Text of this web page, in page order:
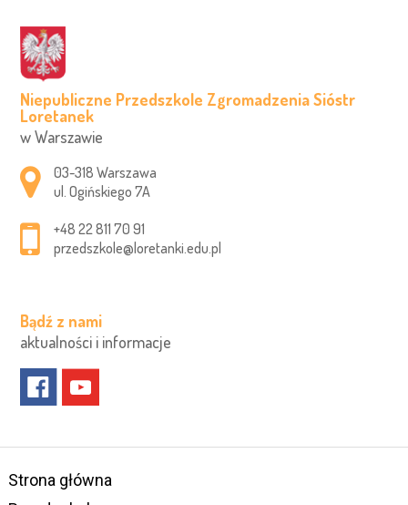
Niepubliczne Przedszkole Zgromadzenia Sióstr
Loretanek
w Warszawie
Adres pocztowy:
03-318 Warszawa
ul. Ogińskiego 7A
+48 22 811 70 91
przedszkole@loretanki.edu.pl
Bądź z nami
aktualności i informacje
Strona główna